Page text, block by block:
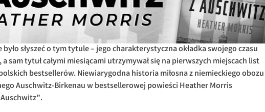
było słyszeć o tym tytule – jego charakterystyczna okładka swojego czasu
a sam tytuł całymi miesiącami utrzymywał się na pierwszych miejscach list
bestsellerów. Niewiarygodna historia miłosna z niemieckiego obozu
Auschwitz-Birkenau w bestsellerowej powieści Heather Morris